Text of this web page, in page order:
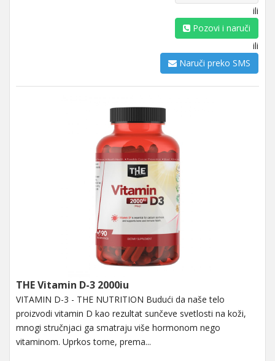
ili
Pozovi i naruči
ili
Naruči preko SMS
THE Vitamin D-3 2000iu
VITAMIN D-3 - THE NUTRITION Budući da naše telo
proizvodi vitamin D kao rezultat sunčeve svetlosti na koži,
mnogi stručnjaci ga smatraju više hormonom nego
vitaminom. Uprkos tome, prema...